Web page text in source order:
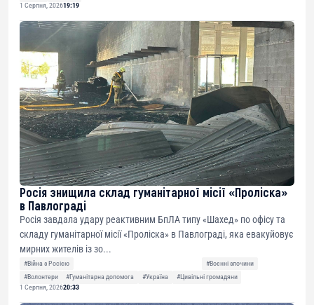
1 Серпня, 202619:19
Росія знищила склад гуманітарної місії «Проліска»
в Павлограді
Росія завдала удару реактивним БпЛА типу «Шахед» по офісу та
складу гуманітарної місії «Проліска» в Павлограді, яка евакуйовує
мирних жителів із зо...
#Війна з Росією
#Воєнні злочини
#Волонтери
#Гуманітарна допомога #Україна
#Цивільні громадяни
1 Серпня, 202620:33